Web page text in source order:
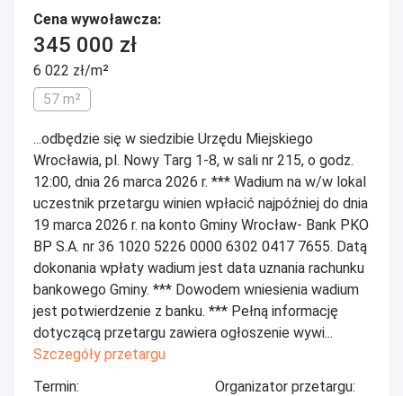
Cena wywoławcza:
345 000 zł
6 022 zł/m²
57 m²
...odbędzie się w siedzibie Urzędu Miejskiego
Wrocławia, pl. Nowy Targ 1-8, w sali nr 215, o godz.
12:00, dnia 26 marca 2026 r. *** Wadium na w/w lokal
uczestnik przetargu winien wpłacić najpóźniej do dnia
19 marca 2026 r. na konto Gminy Wrocław- Bank PKO
BP S.A. nr 36 1020 5226 0000 6302 0417 7655. Datą
dokonania wpłaty wadium jest data uznania rachunku
bankowego Gminy. *** Dowodem wniesienia wadium
jest potwierdzenie z banku. *** Pełną informację
dotyczącą przetargu zawiera ogłoszenie wywi...
Szczegóły przetargu
Termin:
Organizator przetargu: